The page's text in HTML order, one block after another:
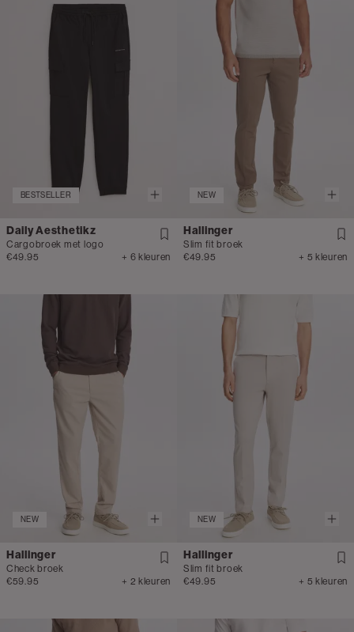
BESTSELLER
Daily Aesthetikz
Cargobroek met logo
€49.95
+ 6 kleuren
NEW
Hallinger
Slim fit broek
€49.95
+ 5 kleuren
NEW
Hallinger
Check broek
€59.95
+ 2 kleuren
NEW
Hallinger
Slim fit broek
€49.95
+ 5 kleuren